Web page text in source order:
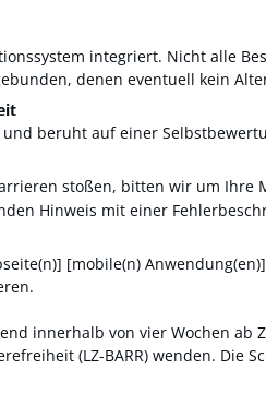
integriert. Nicht alle
denen eventuell kein
beruht auf einer
stoßen, bitten wir um Ihre
Hinweis mit einer
[mobile(n)
innerhalb von vier Wochen ab
(LZ-BARR) wenden. Die